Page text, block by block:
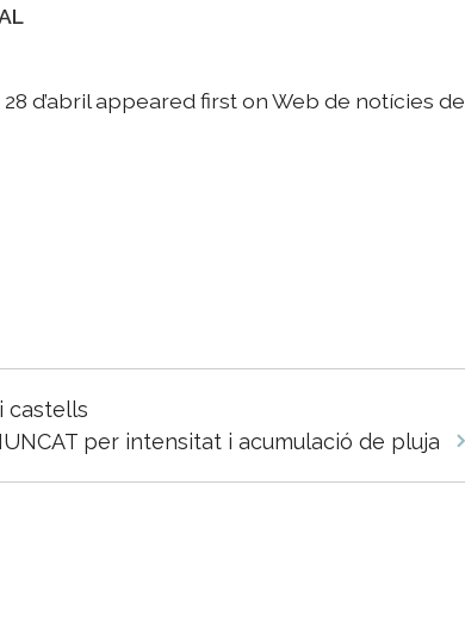
d’abril appeared first on Web de notícies de
castells
per intensitat i acumulació de pluja